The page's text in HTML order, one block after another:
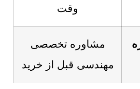
وقت
مشاوره تخصصی
مهندسی قبل از خرید